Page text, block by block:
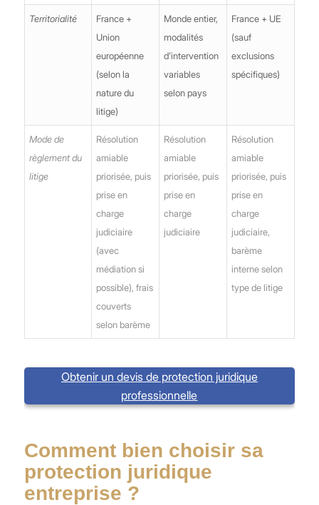
Territorialité
France +
Union
européenne
(selon la
nature du
litige)
Monde entier,
modalités
d’intervention
variables
selon pays
France + UE
(sauf
exclusions
spécifiques)
Mode de
règlement du
litige
Résolution
amiable
priorisée, puis
prise en
charge
judiciaire
(avec
médiation si
possible), frais
couverts
selon barème
Résolution
amiable
priorisée, puis
prise en
charge
judiciaire
Résolution
amiable
priorisée, puis
prise en
charge
judiciaire,
barème
interne selon
type de litige
Obtenir un devis de protection juridique
professionnelle
Comment bien choisir sa
protection juridique
entreprise ?